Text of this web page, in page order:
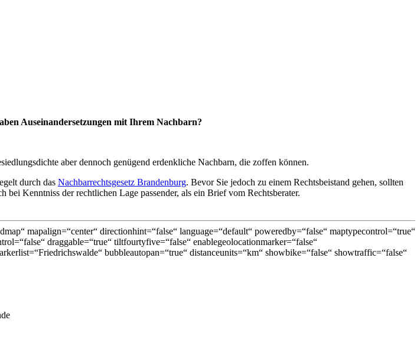
Auseinandersetzungen mit Ihrem Nachbarn?
aber dennoch genügend erdenkliche Nachbarn, die zoffen können.
durch das Nachbarrechtsgesetz Brandenburg. Bevor Sie jedoch zu einem Rechtsbeistand gehen, sollten
Kenntniss der rechtlichen Lage passender, als ein Brief vom Rechtsberater.
mapalign=“center“ directionhint=“false“ language=“default“ poweredby=“false“ maptypecontrol=“true“
draggable=“true“ tiltfourtyfive=“false“ enablegeolocationmarker=“false“
bubbleautopan=“true“ distanceunits=“km“ showbike=“false“ showtraffic=“false“